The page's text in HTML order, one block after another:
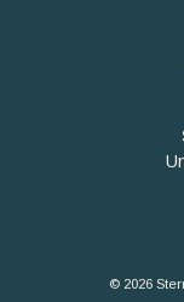
© 2026